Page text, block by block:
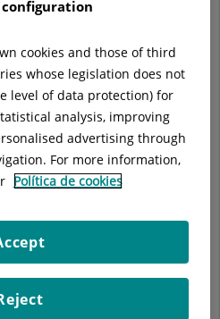
Buscar
configuration
cookies and those of third
whose legislation does not
level of data protection) for
analysis, improving
advertising through
For more information,
Política de cookies